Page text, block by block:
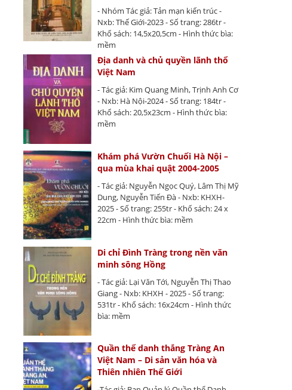
- Nhóm Tác giả: Tản mạn kiến trúc -
Nxb: Thế Giới-2023 - Số trang: 286tr -
Khổ sách: 14,5x20,5cm - Hình thức bìa:
mềm
Địa danh và chủ quyền lãnh thổ
Việt Nam
- Tác giả: Kim Quang Minh, Trịnh Anh Cơ
- Nxb: Hà Nội-2024 - Số trang: 184tr -
Khổ sách: 20,5x23cm - Hình thức bìa:
mềm
Khám phá Vườn Chuối Hà Nội –
qua mùa khai quật 2004-2005
- Tác giả: Nguyễn Ngọc Quý, Lâm Thị Mỹ
Dung, Nguyễn Tiến Đà - Nxb: KHXH-
2025 - Số trang: 255tr - Khổ sách: 24 x
22cm - Hình thức bìa: mềm
Di chỉ Đình Tràng trong nền văn
minh sông Hồng
- Tác giả: Lại Văn Tới, Nguyễn Thị Thao
Giang - Nxb: KHXH - 2025 - Số trang:
531tr - Khổ sách: 16x24cm - Hình thức
bìa: mềm
Quần thể danh thắng Tràng An
Việt Nam – Di sản văn hóa và
Thiên nhiên Thế Giới